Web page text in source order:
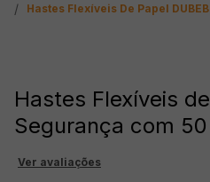
Hastes Flexíveis De Papel
Hastes Flexíveis
Segurança com
Ver avaliações